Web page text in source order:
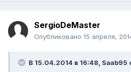
SergioDeMaster
Опубликовано 15 апреля,
В 15.04.2014 в 16:48, Saab95